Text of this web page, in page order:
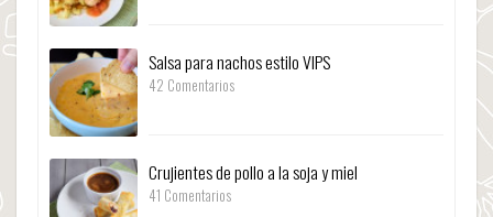
Salsa para nachos estilo VIPS
42 Comentarios
Crujientes de pollo a la soja y miel
41 Comentarios